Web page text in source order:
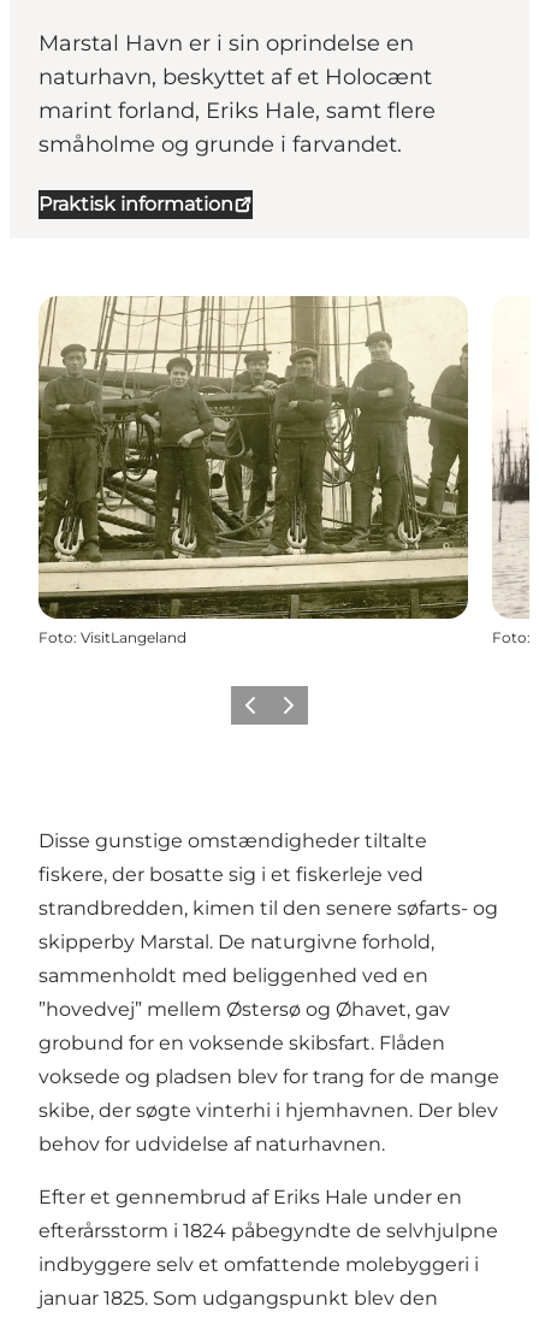
Marstal Havn er i sin oprindelse en
naturhavn, beskyttet af et Holocænt
marint forland, Eriks Hale, samt flere
småholme og grunde i farvandet.
Praktisk information
Foto: VisitLangeland Foto:
ForrigeNæste
Disse gunstige omstændigheder tiltalte
fiskere, der bosatte sig i et fiskerleje ved
strandbredden, kimen til den senere søfarts- og
skipperby Marstal. De naturgivne forhold,
sammenholdt med beliggenhed ved en
”hovedvej” mellem Østersø og Øhavet, gav
grobund for en voksende skibsfart. Flåden
voksede og pladsen blev for trang for de mange
skibe, der søgte vinterhi i hjemhavnen. Der blev
behov for udvidelse af naturhavnen.
Efter et gennembrud af Eriks Hale under en
efterårsstorm i 1824 påbegyndte de selvhjulpne
indbyggere selv et omfattende molebyggeri i
januar 1825. Som udgangspunkt blev den